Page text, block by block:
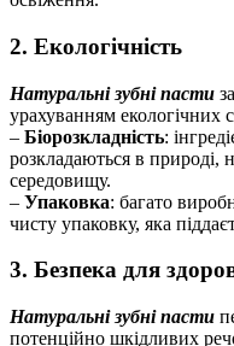
2. Екологічність
Натуральні зубні пасти
урахуванням екологічних
– Біорозкладність:
розкладаються в
середовищу.
– Упаковка: багато
чисту упаковку, яка
3. Безпека для
Натуральні зубні пасти
потенційно шкідливих